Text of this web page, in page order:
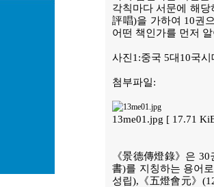
각칙마다 서문에 해
評唱)을 가하여 10권
어떤 책인가를 먼저
사진1:중국 5대10국
첨부파일:
13me01.jpg [ 17.71
《景德傳燈錄》은
書)를 지칭하는 용어
성립),《五燈會元》